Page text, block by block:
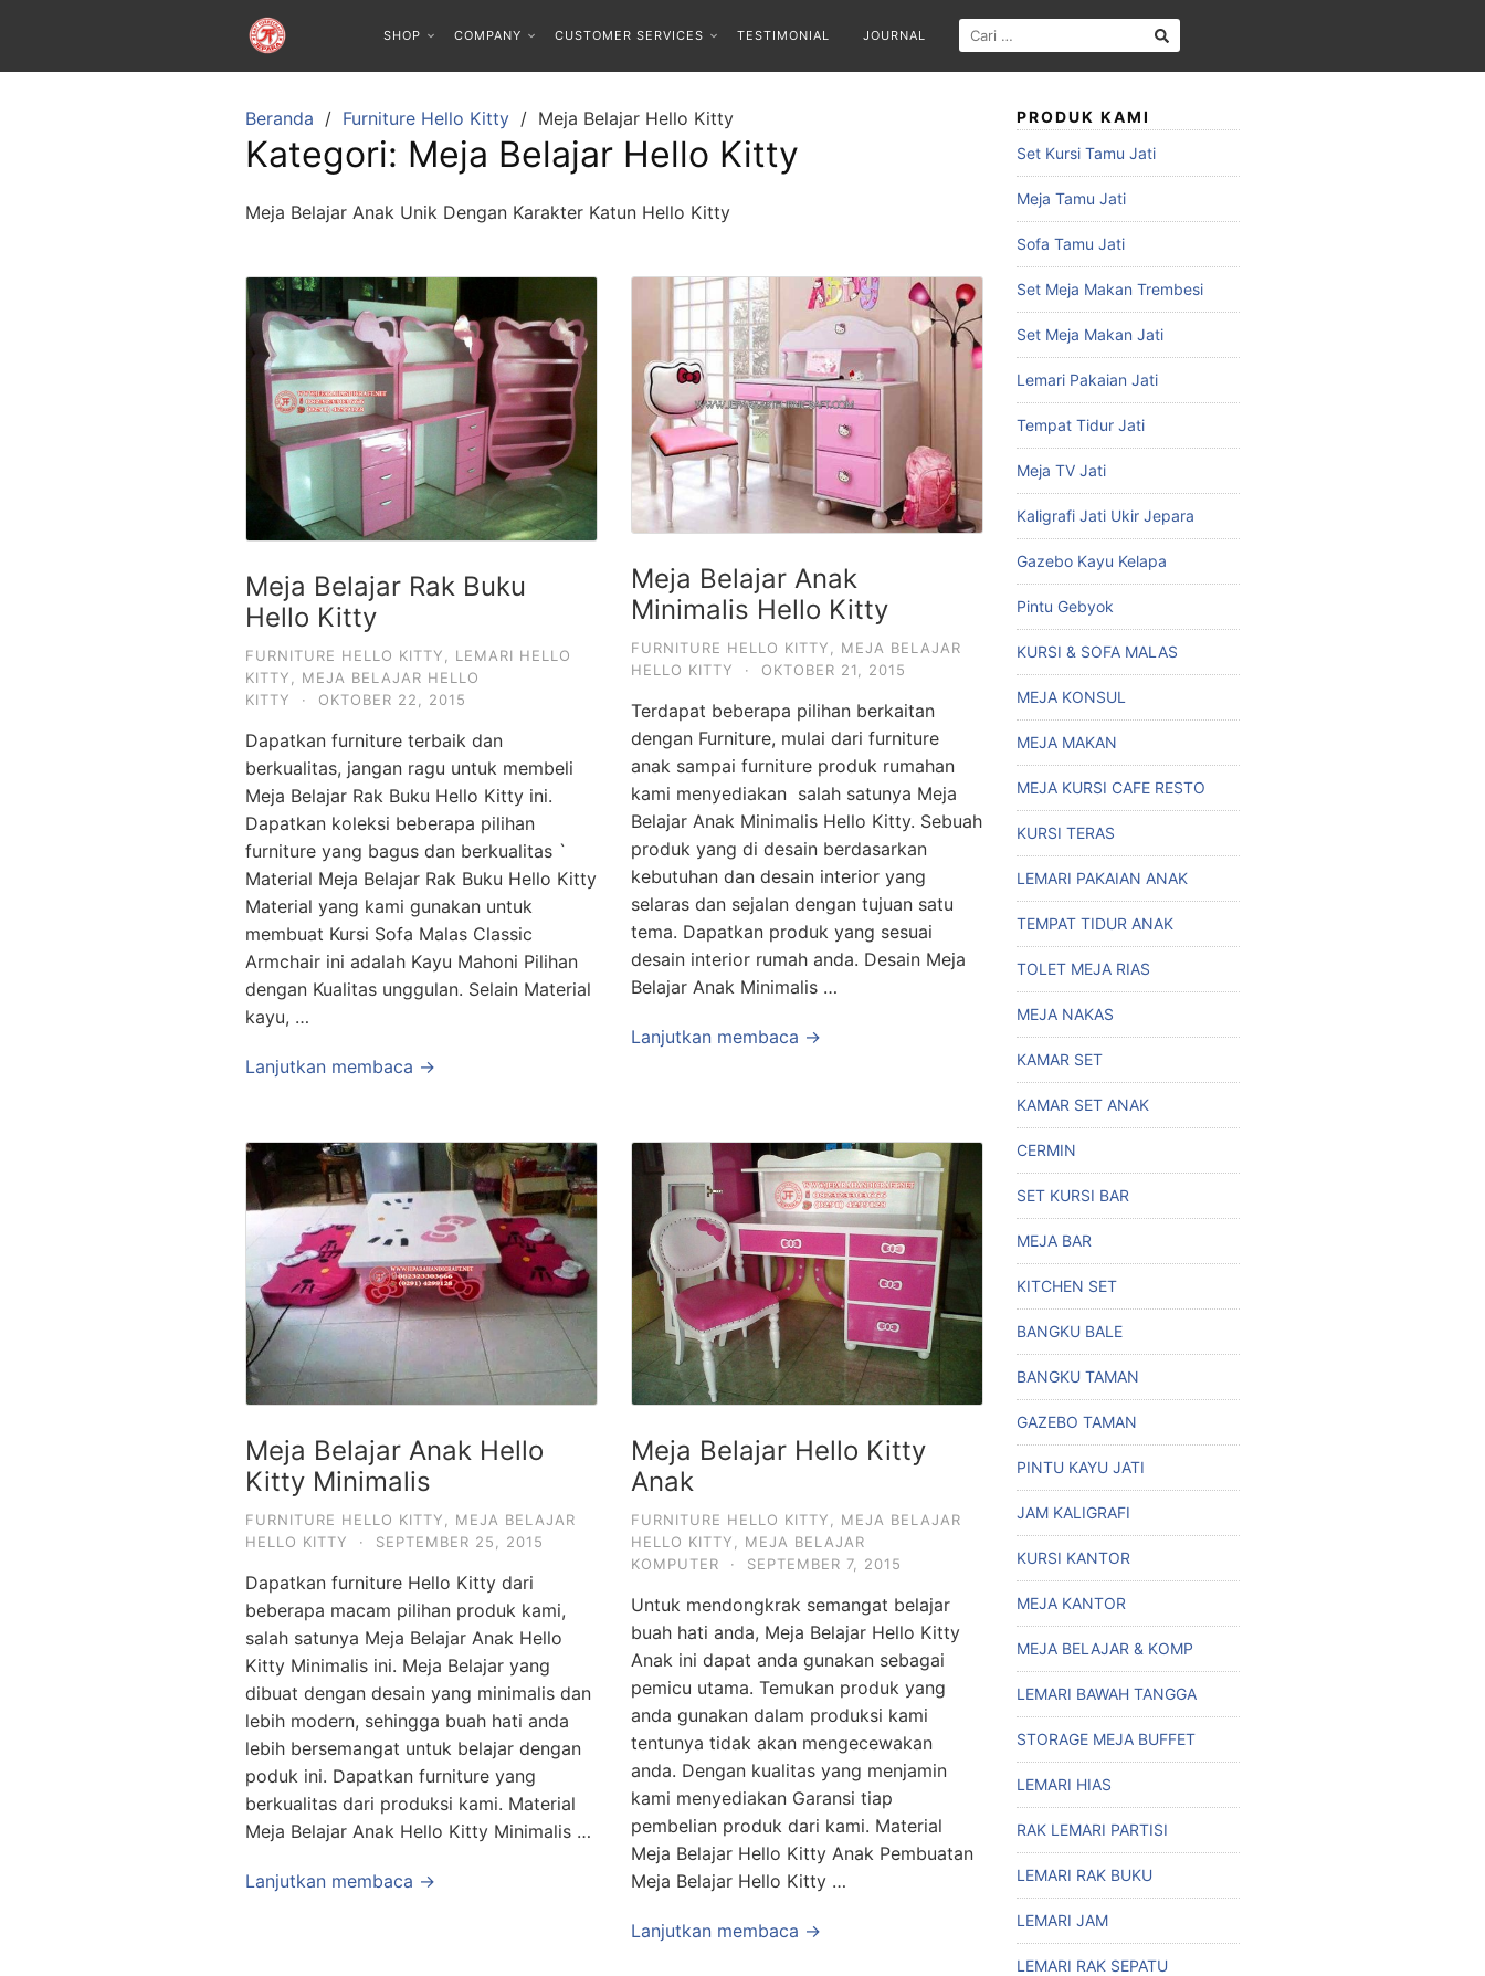
SHOP COMPANY CUSTOMER SERVICES TESTIMONIAL JOURNAL
Beranda Furniture Hello Kitty Meja Belajar Hello Kitty
Kategori: Meja Belajar Hello Kitty
Meja Belajar Anak Unik Dengan Karakter Katun Hello Kitty
Meja Belajar Rak Buku
Hello Kitty
FURNITURE HELLO KITTY
LEMARI HELLO
KITTY
MEJA BELAJAR HELLO
KITTY
· OKTOBER 22, 2015
Dapatkan furniture terbaik dan
berkualitas, jangan ragu untuk membeli
Meja Belajar Rak Buku Hello Kitty ini.
Dapatkan koleksi beberapa pilihan
furniture yang bagus dan berkualitas `
Material Meja Belajar Rak Buku Hello Kitty
Material yang kami gunakan untuk
membuat Kursi Sofa Malas Classic
Armchair ini adalah Kayu Mahoni Pilihan
dengan Kualitas unggulan. Selain Material
kayu, …
Lanjutkan membaca →
Meja Belajar Anak
Minimalis Hello Kitty
FURNITURE HELLO KITTY
MEJA BELAJAR
HELLO KITTY
· OKTOBER 21, 2015
Terdapat beberapa pilihan berkaitan
dengan Furniture, mulai dari furniture
anak sampai furniture produk rumahan
kami menyediakan salah satunya Meja
Belajar Anak Minimalis Hello Kitty. Sebuah
produk yang di desain berdasarkan
kebutuhan dan desain interior yang
selaras dan sejalan dengan tujuan satu
tema. Dapatkan produk yang sesuai
desain interior rumah anda. Desain Meja
Belajar Anak Minimalis …
Lanjutkan membaca →
Meja Belajar Anak Hello
Kitty Minimalis
FURNITURE HELLO KITTY
MEJA BELAJAR
HELLO KITTY
· SEPTEMBER 25, 2015
Dapatkan furniture Hello Kitty dari
beberapa macam pilihan produk kami,
salah satunya Meja Belajar Anak Hello
Kitty Minimalis ini. Meja Belajar yang
dibuat dengan desain yang minimalis dan
lebih modern, sehingga buah hati anda
lebih bersemangat untuk belajar dengan
poduk ini. Dapatkan furniture yang
berkualitas dari produksi kami. Material
Meja Belajar Anak Hello Kitty Minimalis …
Lanjutkan membaca →
Meja Belajar Hello Kitty
Anak
FURNITURE HELLO KITTY
MEJA BELAJAR
HELLO KITTY
MEJA BELAJAR
KOMPUTER
· SEPTEMBER 7, 2015
Untuk mendongkrak semangat belajar
buah hati anda, Meja Belajar Hello Kitty
Anak ini dapat anda gunakan sebagai
pemicu utama. Temukan produk yang
anda gunakan dalam produksi kami
tentunya tidak akan mengecewakan
anda. Dengan kualitas yang menjamin
kami menyediakan Garansi tiap
pembelian produk dari kami. Material
Meja Belajar Hello Kitty Anak Pembuatan
Meja Belajar Hello Kitty …
Lanjutkan membaca →
PRODUK KAMI
Set Kursi Tamu Jati
Meja Tamu Jati
Sofa Tamu Jati
Set Meja Makan Trembesi
Set Meja Makan Jati
Lemari Pakaian Jati
Tempat Tidur Jati
Meja TV Jati
Kaligrafi Jati Ukir Jepara
Gazebo Kayu Kelapa
Pintu Gebyok
KURSI & SOFA MALAS
MEJA KONSUL
MEJA MAKAN
MEJA KURSI CAFE RESTO
KURSI TERAS
LEMARI PAKAIAN ANAK
TEMPAT TIDUR ANAK
TOLET MEJA RIAS
MEJA NAKAS
KAMAR SET
KAMAR SET ANAK
CERMIN
SET KURSI BAR
MEJA BAR
KITCHEN SET
BANGKU BALE
BANGKU TAMAN
GAZEBO TAMAN
PINTU KAYU JATI
JAM KALIGRAFI
KURSI KANTOR
MEJA KANTOR
MEJA BELAJAR & KOMP
LEMARI BAWAH TANGGA
STORAGE MEJA BUFFET
LEMARI HIAS
RAK LEMARI PARTISI
LEMARI RAK BUKU
LEMARI JAM
LEMARI RAK SEPATU